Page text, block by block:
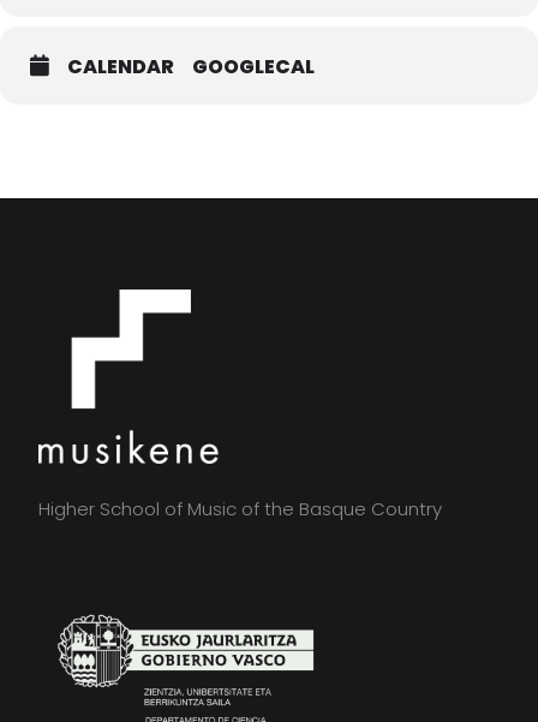
CALENDAR GOOGLECAL
Higher School of Music of the Basque Country